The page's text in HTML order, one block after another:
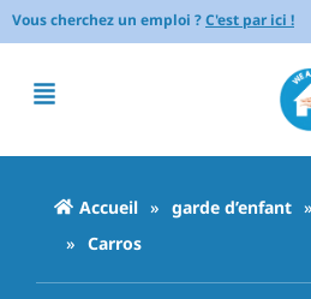
Vous cherchez un emploi ?C'est par ici !
Accueil » garde d’enfant »
» Carros